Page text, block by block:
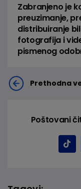
Zabranjeno je
preuzimanje,
distribuiranje
fotografija i
pismenog
Prethodna
Poštovani